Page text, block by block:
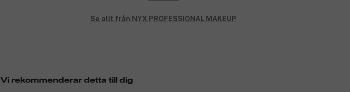
Se allt från NYX PROFESSIONAL MAKEUP
Vi rekommenderar detta till dig